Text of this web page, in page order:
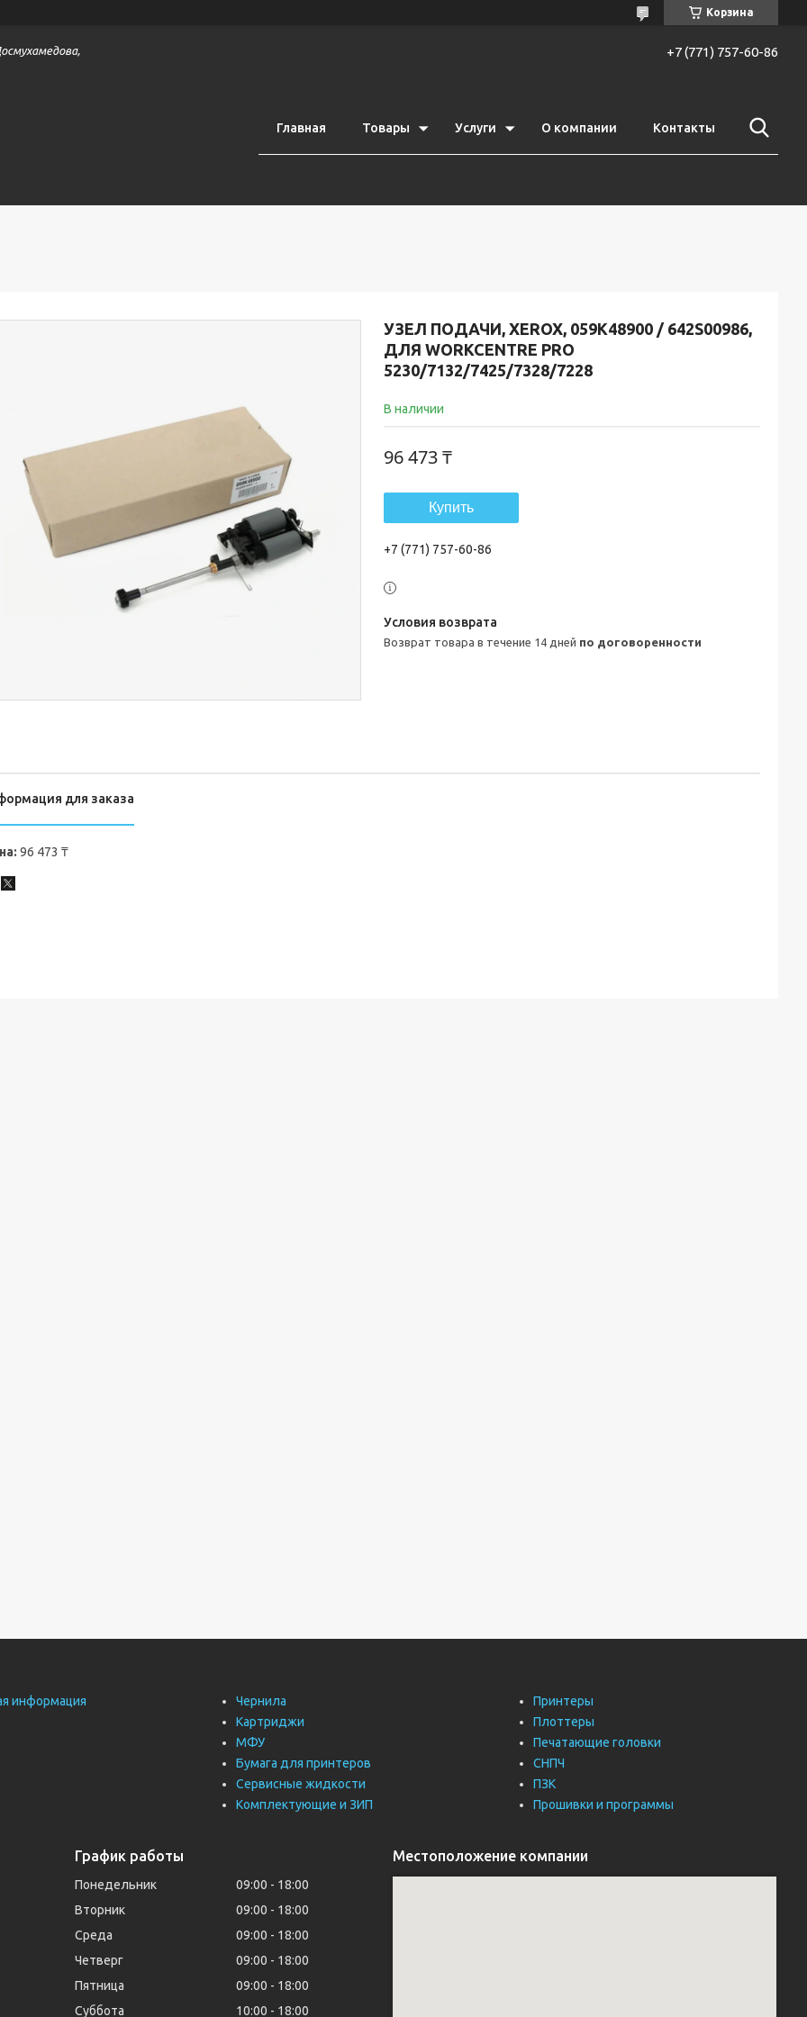
Корзина
+7 (771) 757-60-86
Главная Товары Услуги О компании Контакты
УЗЕЛ ПОДАЧИ, XEROX, 059K48900 / 642S00986,
ДЛЯ WORKCENTRE PRO
5230/7132/7425/7328/7228
В наличии
96 473 ₸
Купить
+7 (771) 757-60-86
возврат товара в течение 14 дней по договоренности
для заказа
96 473 ₸
информация
Чернила
Картриджи
МФУ
Бумага для принтеров
Сервисные жидкости
Комплектующие и ЗИП
Принтеры
Плоттеры
Печатающие головки
СНПЧ
ПЗК
Прошивки и программы
График работы
Понедельник 09:00
18:00
Вторник
09:00
18:00
Среда
09:00
18:00
Четверг
09:00
18:00
Пятница
09:00
18:00
Суббота
10:00 18:00
Местоположение компании